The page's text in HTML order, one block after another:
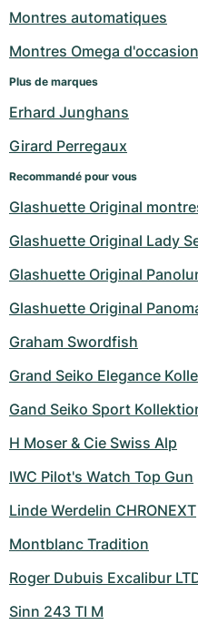
Montres automatiques
Montres Omega d'occasion
Plus de marques
Erhard Junghans
Girard Perregaux
Recommandé pour vous
Glashuette Original
Glashuette Original Lady
Glashuette Original
Glashuette Original
Graham Swordfish
Grand Seiko Elegance
Gand Seiko Sport
H Moser & Cie Swiss Alp
IWC Pilot's Watch Top Gun
Linde Werdelin CHRONEXT
Montblanc Tradition
Roger Dubuis Excalibur
Sinn 243 TI M